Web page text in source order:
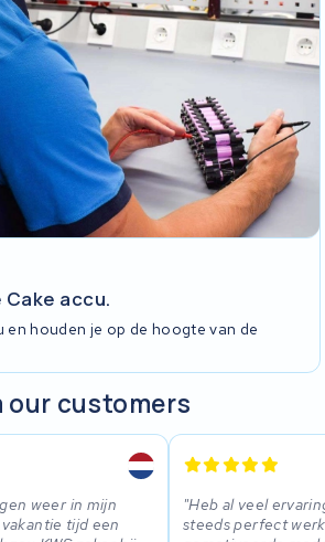
accu.
en houden je op de hoogte van de
our customers
weer in mijn
tijd een
Heb al veel
steeds perfect